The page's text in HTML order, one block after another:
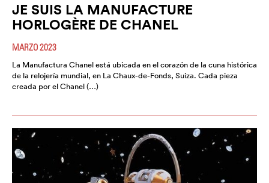
JE SUIS LA MANUFACTURE
HORLOGÈRE DE CHANEL
MARZO 2023
La Manufactura Chanel está ubicada en el corazón de la cuna histórica
de la relojería mundial, en La Chaux-de-Fonds, Suiza. Cada pieza
creada por el Chanel (…)